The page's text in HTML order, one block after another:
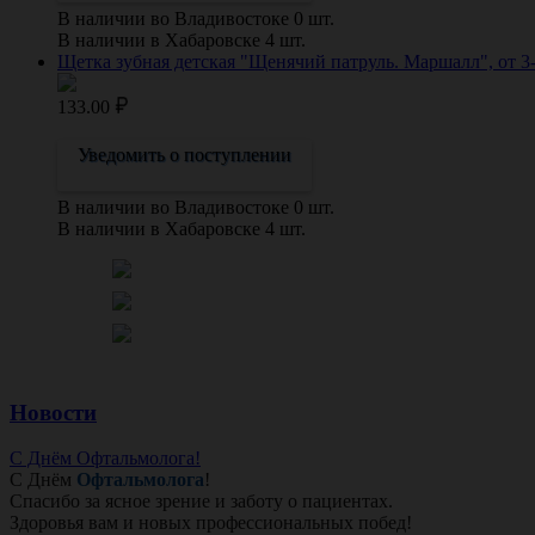
В наличии во Владивостоке 0 шт.
В наличии в Хабаровске 4 шт.
Щетка зубная детская "Щенячий патруль. Маршалл", от
133.00
Уведомить о поступлении
В наличии во Владивостоке 0 шт.
В наличии в Хабаровске 4 шт.
Новости
С Днём Офтальмолога!
С Днём Офтальмолога!
Спасибо за ясное зрение и заботу о пациентах.
Здоровья вам и новых профессиональных побед!